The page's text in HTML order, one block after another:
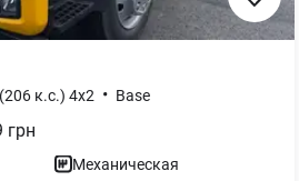
к.с.) 4x2 • Base
грн
Механическая